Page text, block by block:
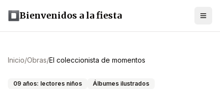
Bienvenidos a la fiesta
Inicio/Obras/El coleccionista de momentos
09 años: lectores niños Álbumes ilustrados